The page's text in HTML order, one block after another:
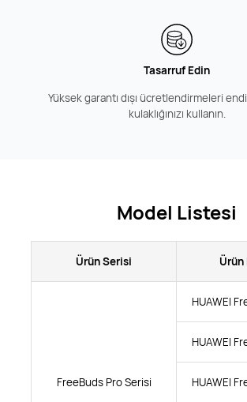
Tasarruf Edin
Yüksek garantı dışı ücretlendirmeleri
kulaklığınızı kullanın.
Model Listesi
Ürün Serisi Ürün
FreeBuds Pro Serisi
HUAWEI
HUAWEI
HUAWEI